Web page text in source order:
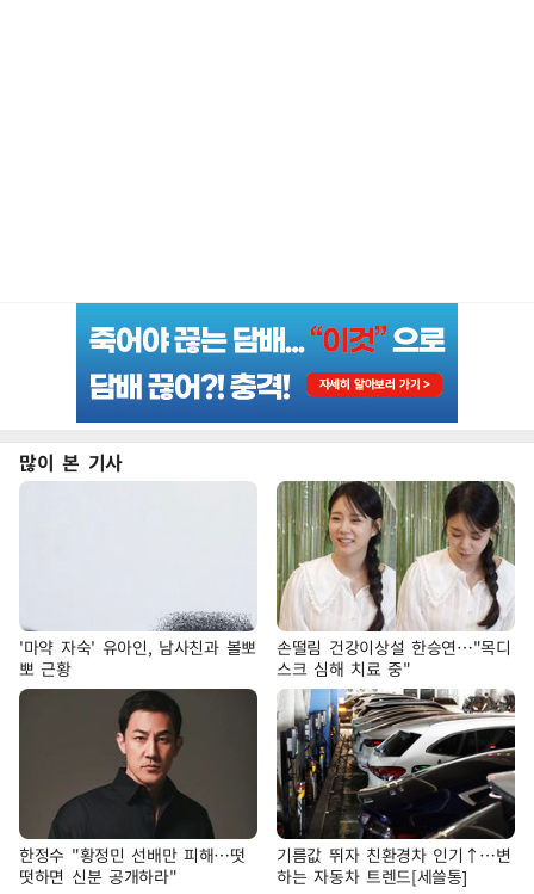
많이 본 기사
'마약 자숙' 유아인, 남사친과 볼뽀
뽀 근황
손떨림 건강이상설 한승연…"목디
스크 심해 치료 중"
한정수 "황정민 선배만 피해…떳
떳하면 신분 공개하라"
기름값 뛰자 친환경차 인기↑…변
하는 자동차 트렌드[세쓸통]